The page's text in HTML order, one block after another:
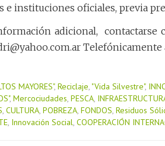
e instituciones oficiales, previa
adicional, contactarse
Telefónicamente
MAYORES", Reciclaje, "Vida Silvestre",
, Mercociudades, PESCA,
, CULTURA, POBREZA, FONDOS, Residuos
, Innovación Social, COOPERACIÓN